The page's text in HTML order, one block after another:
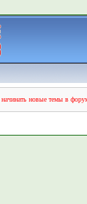
начинать новые темы в